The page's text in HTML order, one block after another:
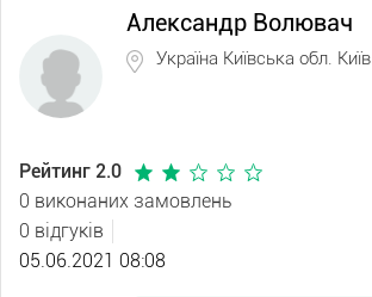
Александр Волювач
Україна Київська обл. Київ
Рейтинг 2.0
0 виконаних замовлень
0 відгуків
05.06.2021 08:08